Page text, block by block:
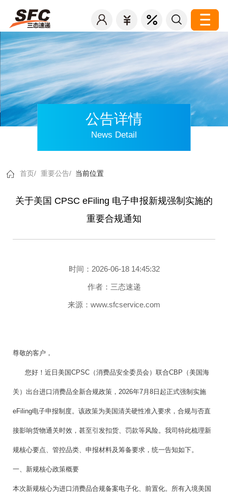
公告详情
News Detail
首页/ 重要公告/ 当前位置
关于美国 CPSC eFiling 电子申报新规强制实施的
重要合规通知
时间：2026-06-18 14:45:32
作者：三态速递
来源：www.sfcservice.com
尊敬的客户，
您好！近日美国CPSC（消费品安全委员会）联合CBP（美国海
关）出台进口消费品全新合规政策，2026年7月8日起正式强制实施
eFiling电子申报制度。该政策为美国清关硬性准入要求，合规与否直
接影响货物通关时效，甚至引发扣货、罚款等风险。我司特此梳理新
规核心要点、管控品类、申报材料及筹备要求，统一告知如下。
一、新规核心政策概要
本次新规核心为进口消费品合规备案电子化、前置化。所有入境美国